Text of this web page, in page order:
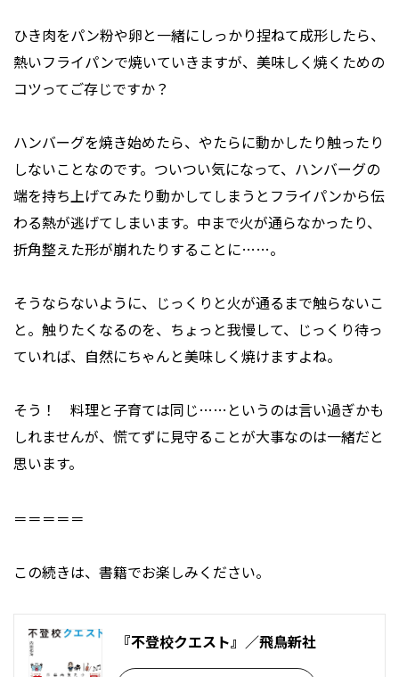
ひき肉をパン粉や卵と一緒にしっかり捏ねて成形したら、
熱いフライパンで焼いていきますが、美味しく焼くための
コツってご存じですか？
ハンバーグを焼き始めたら、やたらに動かしたり触ったり
しないことなのです。ついつい気になって、ハンバーグの
端を持ち上げてみたり動かしてしまうとフライパンから伝
わる熱が逃げてしまいます。中まで火が通らなかったり、
折角整えた形が崩れたりすることに……。
そうならないように、じっくりと火が通るまで触らないこ
と。触りたくなるのを、ちょっと我慢して、じっくり待っ
ていれば、自然にちゃんと美味しく焼けますよね。
そう！ 料理と子育ては同じ……というのは言い過ぎかも
しれませんが、慌てずに見守ることが大事なのは一緒だと
思います。
＝＝＝＝＝
この続きは、書籍でお楽しみください。
『不登校クエスト』／飛鳥新社